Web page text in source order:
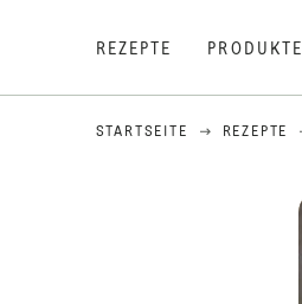
REZEPTE PRODUKTE
STARTSEITE REZEPTE